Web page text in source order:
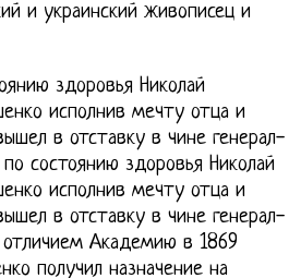
и украинский живописец и
здоровья Николай
исполнив мечту отца и
в отставку в чине генерал-
состоянию здоровья Николай
исполнив мечту отца и
в отставку в чине генерал-
отличием Академию в 1869
получил назначение на